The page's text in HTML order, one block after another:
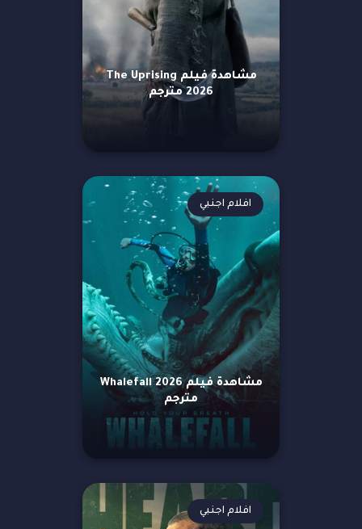
مشاهدة فيلم The Uprising
2026 مترجم
مشاهدة فيلم Whalefall 2026
مترجم
افلام اجنبي
افلام اجنبي